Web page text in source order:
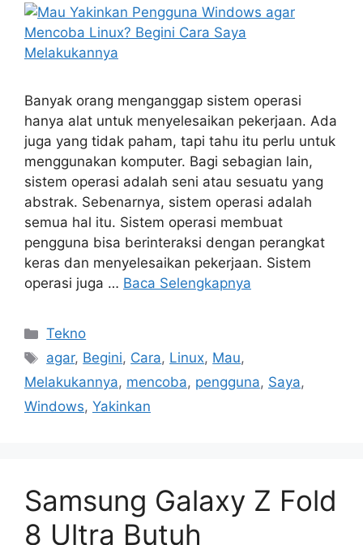
Banyak orang menganggap sistem operasi
hanya alat untuk menyelesaikan pekerjaan. Ada
juga yang tidak paham, tapi tahu itu perlu untuk
menggunakan komputer. Bagi sebagian lain,
sistem operasi adalah seni atau sesuatu yang
abstrak. Sebenarnya, sistem operasi adalah
semua hal itu. Sistem operasi membuat
pengguna bisa berinteraksi dengan perangkat
keras dan menyelesaikan pekerjaan. Sistem
operasi juga … Baca Selengkapnya
Kategori
Tekno
Tag
agar, Begini, Cara, Linux, Mau,
Melakukannya, mencoba, pengguna, Saya,
Windows, Yakinkan
Samsung Galaxy Z Fold
8 Ultra Butuh